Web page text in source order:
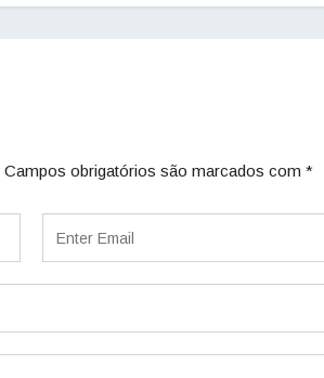
Campos obrigatórios são marcados com *